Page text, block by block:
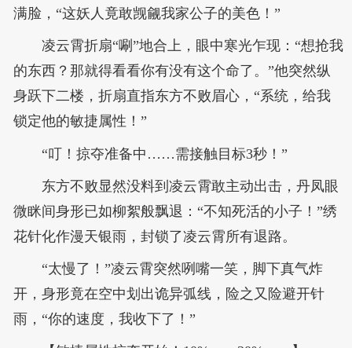
满脸，“这妖人竟敢觊觎我家公子的美色！”
凌云霄折扇“唰”地合上，眼中寒光乍现：“想抢我
的东西？那就得看看你有没有这个命了。”他突然纵
身跃下二楼，折扇直指东方不败眉心，“系统，给我
锁定他的敏捷属性！”
“叮！掠夺准备中……需接触目标3秒！”
东方不败显然没料到凌云霄敢主动出击，丹凤眼
微眯间身形已如柳絮般飘退：“不知死活的小子！”绣
花针化作漫天银雨，封锁了凌云霄所有退路。
“太慢了！”凌云霄突然咧嘴一笑，脚下真气炸
开，身形竟在空中划出诡异弧线，险之又险避开针
雨，“你的速度，我收下了！”